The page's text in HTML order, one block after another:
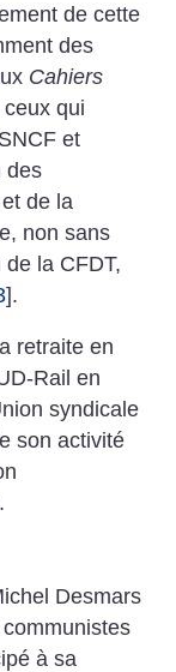
de cette
des
Cahiers
qui
et
des
de la
non sans
la CFDT,
].
retraite en
Rail en
syndicale
son activité
Desmars
à sa